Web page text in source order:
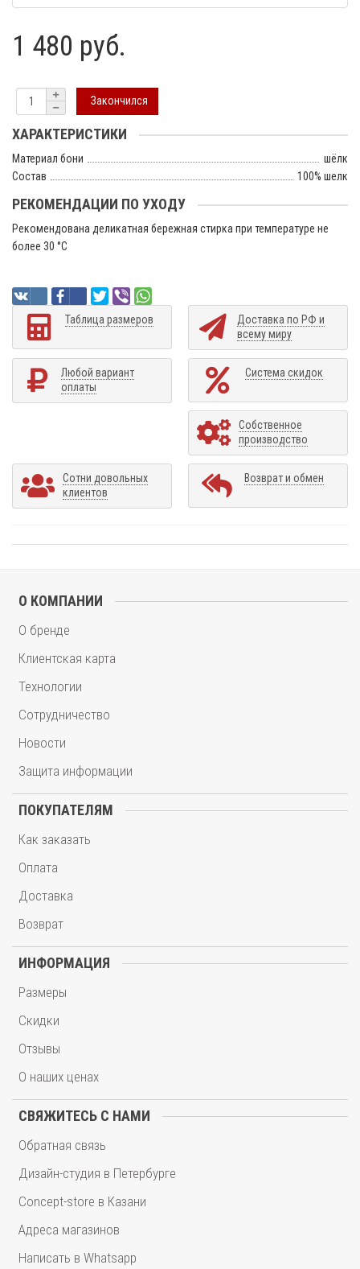
1 480 руб.
Закончился
ХАРАКТЕРИСТИКИ
Материал бони
шёлк
Состав
100% шелк
РЕКОМЕНДАЦИИ ПО УХОДУ
Рекомендована деликатная бережная стирка при температуре не
более 30 °C
Таблица размеров
Доставка по РФ и
всему миру
Любой вариант
оплаты
Система скидок
Собственное
производство
Сотни довольных
клиентов
Возврат и обмен
О КОМПАНИИ
О бренде
Клиентская карта
Технологии
Сотрудничество
Новости
Защита информации
ПОКУПАТЕЛЯМ
Как заказать
Оплата
Доставка
Возврат
ИНФОРМАЦИЯ
Размеры
Скидки
Отзывы
О наших ценах
СВЯЖИТЕСЬ С НАМИ
Обратная связь
Дизайн-студия в Петербурге
Concept-store в Казани
Адреса магазинов
Написать в Whatsapp